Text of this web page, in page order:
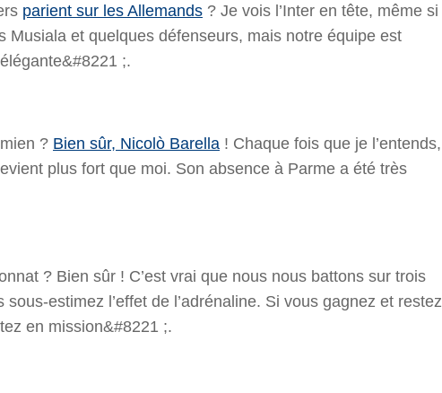
parient sur les Allemands ? Je vois l’Inter en tête, même si
Musiala et quelques défenseurs, mais notre équipe est
;.
? Bien sûr, Nicolò Barella ! Chaque fois que je l’entends,
plus fort que moi. Son absence à Parme a été très
? Bien sûr ! C’est vrai que nous nous battons sur trois
estimez l’effet de l’adrénaline. Si vous gagnez et restez
en mission&#8221 ;.